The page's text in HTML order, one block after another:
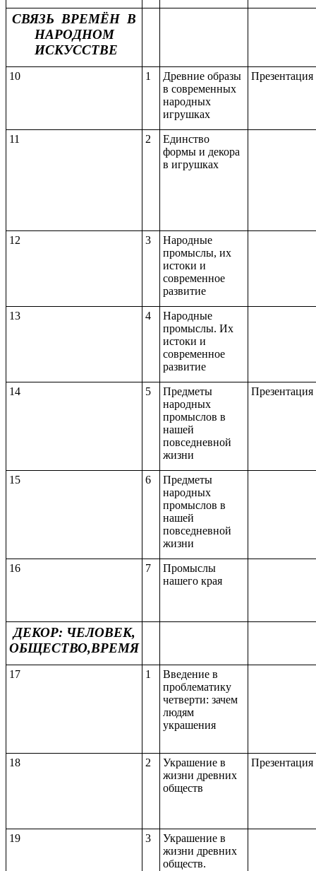
СВЯЗЬ ВРЕМЁН В
НАРОДНОМ
ИСКУССТВЕ
10 1
Древние образы
в современных
народных
игрушках
Презентация
11 2
Единство
формы и декора
в игрушках
12 3
Народные
промыслы, их
истоки и
современное
развитие
13 4
Народные
промыслы. Их
истоки и
современное
развитие
14 5
Предметы
народных
промыслов в
нашей
повседневной
жизни
Презентация
15 6
Предметы
народных
промыслов в
нашей
повседневной
жизни
16 7
Промыслы
нашего края
ДЕКОР: ЧЕЛОВЕК,
ОБЩЕСТВО,ВРЕМЯ
17 1
Введение в
проблематику
четверти: зачем
людям
украшения
18 2
Украшение в
жизни древних
обществ
Презентация
19 3
Украшение в
жизни древних
обществ.